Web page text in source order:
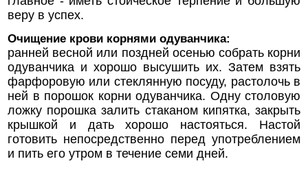
веру в успех.
Очищение крови корнями одуванчика:
ранней весной или поздней осенью собрать корни
одуванчика и хорошо высушить их. Затем взять
фарфоровую или стеклянную посуду, растолочь в
ней в порошок корни одуванчика. Одну столовую
ложку порошка залить стаканом кипятка, закрыть
крышкой и дать хорошо настояться. Настой
готовить непосредственно перед употреблением
и пить его утром в течение семи дней.